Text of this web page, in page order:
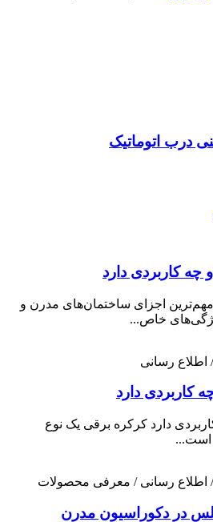
درب اتوماتیک
کاربردی دارد
اجزای ساختمان‌های مدرن و
خاص...
/ اطلاع رسانی
کاربردی دارد
دارد کرکره برقی یک نوع
است...
/ اطلاع رسانی / معرفی محصولات
در دکوراسیون مدرن